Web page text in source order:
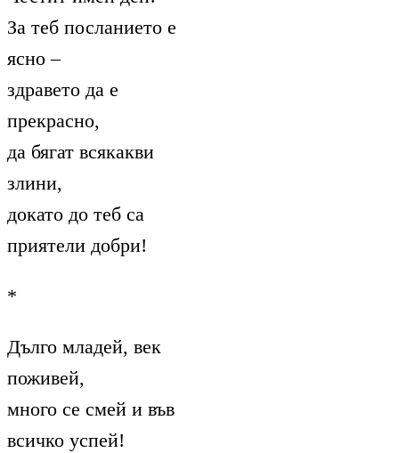
За теб посланието е
ясно –
здравето да е
прекрасно,
да бягат всякакви
злини,
докато до теб са
приятели добри!
*
Дълго младей, век
поживей,
много се смей и във
всичко успей!